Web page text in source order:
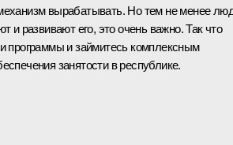
вырабатывать. Но тем не менее
и развивают его, это очень важно. Так что
программы и займитесь комплексным
занятости в республике.